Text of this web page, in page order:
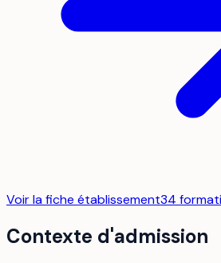
Voir la fiche établissement34
Contexte d'admission